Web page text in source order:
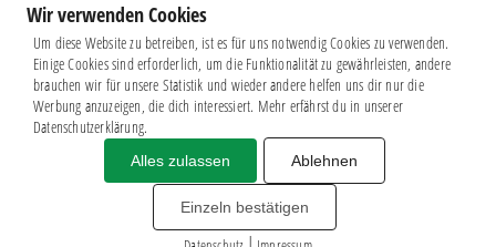
Impressum|Datenschutz
BSG CHEMIE LEIPZIG © 2026
MITGLIEDERZAHL: 2.816
Wir verwenden Cookies
Um diese Website zu betreiben, ist es für uns notwendig Cookies zu verwenden.
Einige Cookies sind erforderlich, um die Funktionalität zu gewährleisten, andere
brauchen wir für unsere Statistik und wieder andere helfen uns dir nur die
Werbung anzuzeigen, die dich interessiert. Mehr erfährst du in unserer
Datenschutzerklärung.
Alles zulassen Ablehnen
Einzeln bestätigen